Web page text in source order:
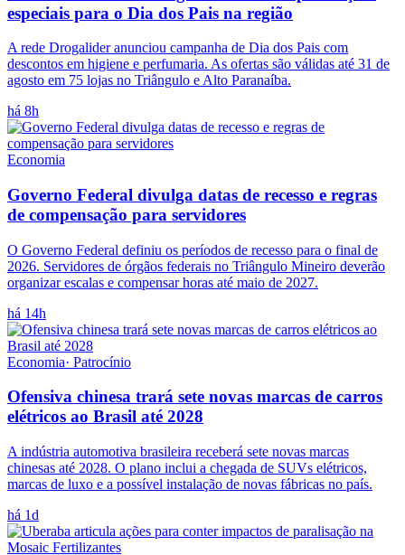
especiais para o Dia dos Pais na região
A rede Drogalider anunciou campanha de Dia dos Pais com
descontos em higiene e perfumaria. As ofertas são válidas até 31 de
agosto em 75 lojas no Triângulo e Alto Paranaíba.
há 8h
Economia
Governo Federal divulga datas de recesso e regras
de compensação para servidores
O Governo Federal definiu os períodos de recesso para o final de
2026. Servidores de órgãos federais no Triângulo Mineiro deverão
organizar escalas e compensar horas até maio de 2027.
há 14h
Economia· Patrocínio
Ofensiva chinesa trará sete novas marcas de carros
elétricos ao Brasil até 2028
A indústria automotiva brasileira receberá sete novas marcas
chinesas até 2028. O plano inclui a chegada de SUVs elétricos,
marcas de luxo e a possível instalação de novas fábricas no país.
há 1d